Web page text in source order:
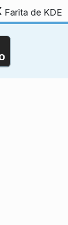
Farita de KDE